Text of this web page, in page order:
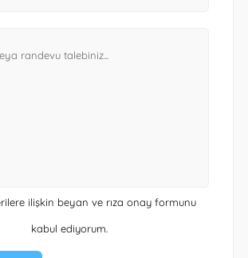
ilişkin beyan ve rıza onay formunu
kabul ediyorum.